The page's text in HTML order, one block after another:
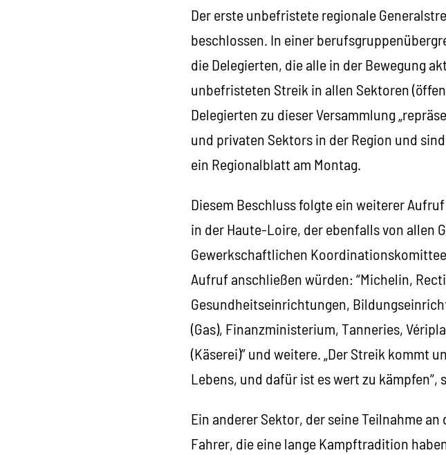
Der erste unbefristete regionale
beschlossen. In einer
die Delegierten, die alle in der Bewegung
unbefristeten Streik in allen Sektoren
Delegierten zu dieser Versammlung
und privaten Sektors in der Region und
ein Regionalblatt am Montag.
Diesem Beschluss folgte ein weiterer
in der Haute-Loire, der ebenfalls von allen
Gewerkschaftlichen
Aufruf anschließen würden: “Michelin,
Gesundheitseinrichtungen,
(Gas), Finanzministerium, Tanneries,
(Käserei)” und weitere. „Der Streik kommt
Lebens, und dafür ist es wert zu kämpfen“,
Ein anderer Sektor, der seine Teilnahme
Fahrer, die eine lange Kampftradition